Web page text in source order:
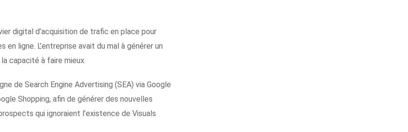
digital d’acquisition de trafic en place pour
ligne. L’entreprise avait du mal à générer un
capacité à faire mieux.
de Search Engine Advertising (SEA) via Google
Shopping, afin de générer des nouvelles
qui ignoraient l’existence de Visuals